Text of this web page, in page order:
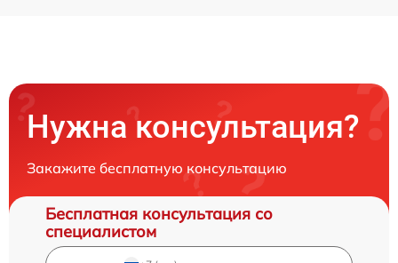
Нужна консультация?
Закажите бесплатную консультацию
Бесплатная консультация со
специалистом